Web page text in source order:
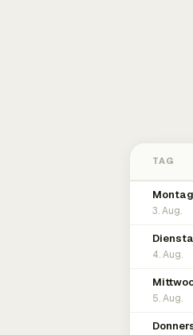
TAG
Montag
3. Aug.
4. Aug.
5. Aug.